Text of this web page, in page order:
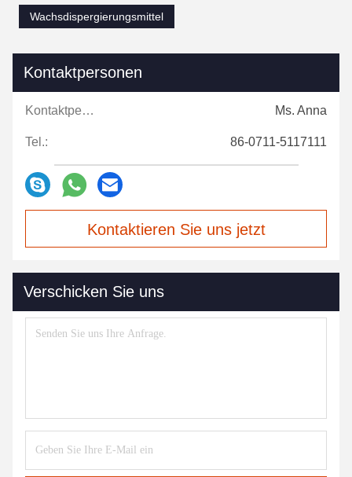
Wachsdispergierungsmittel
Kontaktpersonen
Kontaktpersonen: Ms. Anna
Tel.: 86-0711-5117111
Kontaktieren Sie uns jetzt
Verschicken Sie uns